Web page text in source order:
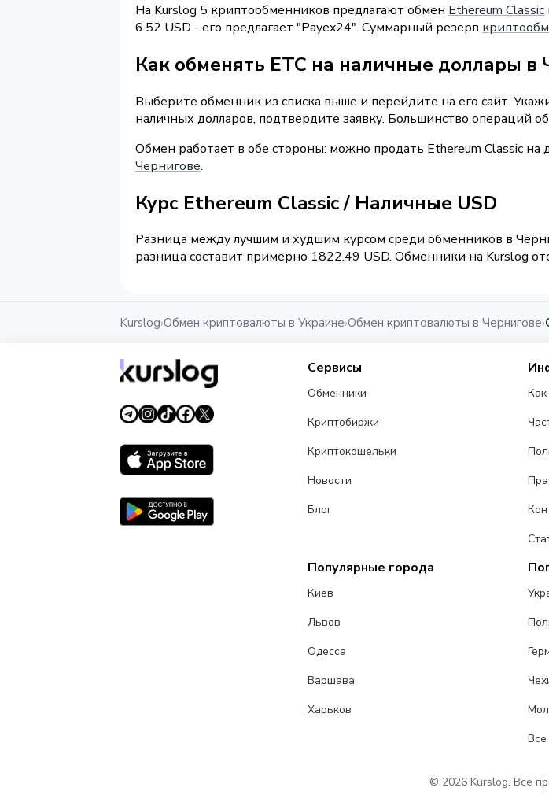
На Kurslog 5 криптообменников предлагают обмен Ethereum Classic
6.52 USD - его предлагает "Payex24". Суммарный резерв
Как обменять ETC на наличные доллары в
Выберите обменник из списка выше и перейдите на его сайт.
наличных долларов, подтвердите заявку. Большинство операций
Обмен работает в обе стороны: можно продать Ethereum Classic
Чернигове.
Курс Ethereum Classic / Наличные USD
Разница между лучшим и худшим курсом среди обменников в
разница составит примерно 1822.49 USD. Обменники на Kurslog
Kurslog›Обмен криптовалюты в Украине›Обмен криптовалюты в Чернигове›
Сервисы
Обменники
Криптобиржи
Криптокошельки
Новости
Блог
Популярные города
Киев
Львов
Одесса
Варшава
Харьков
© 2026 Kurslog. Все